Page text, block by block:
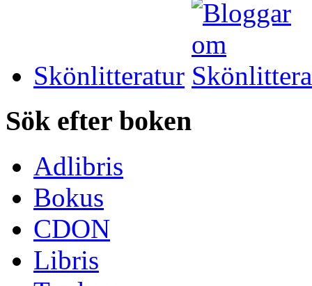
Skönlitteratur
Sök efter boken
Adlibris
Bokus
CDON
Libris